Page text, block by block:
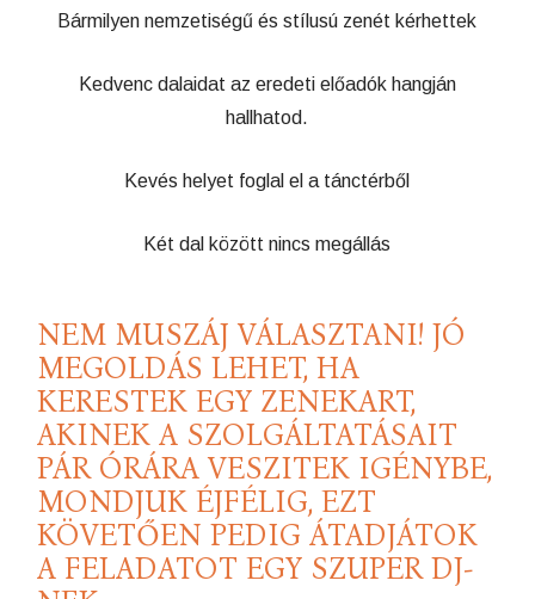
Bármilyen nemzetiségű és stílusú zenét kérhettek
Kedvenc dalaidat az eredeti előadók hangján
hallhatod.
Kevés helyet foglal el a tánctérből
Két dal között nincs megállás
NEM MUSZÁJ VÁLASZTANI! JÓ
MEGOLDÁS LEHET, HA
KERESTEK EGY ZENEKART,
AKINEK A SZOLGÁLTATÁSAIT
PÁR ÓRÁRA VESZITEK IGÉNYBE,
MONDJUK ÉJFÉLIG, EZT
KÖVETŐEN PEDIG ÁTADJÁTOK
A FELADATOT EGY SZUPER DJ-